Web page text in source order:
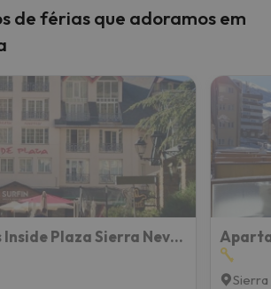
de férias que adoramos em
Apartamentos Inside Plaza Sierra Nevada